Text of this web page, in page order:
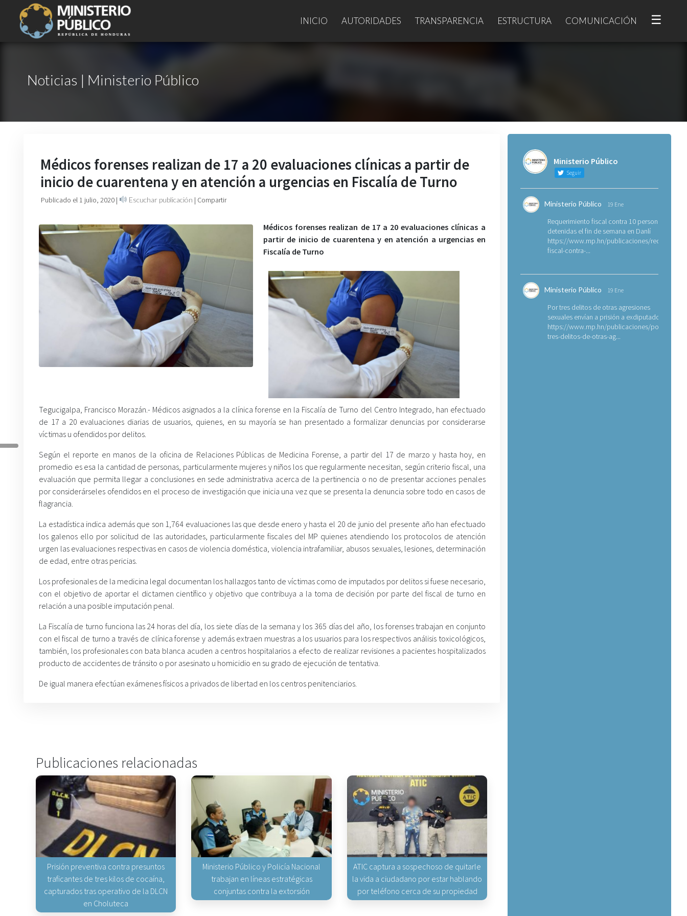
INICIO AUTORIDADES TRANSPARENCIA ESTRUCTURA COMUNICACIÓN ☰
Noticias | Ministerio Público
Médicos forenses realizan de 17 a 20 evaluaciones clínicas a partir de
inicio de cuarentena y en atención a urgencias en Fiscalía de Turno
Publicado el 1 julio, 2020 | Escuchar publicación | Compartir
Médicos forenses realizan de 17 a 20 evaluaciones clínicas a
partir de inicio de cuarentena y en atención a urgencias en
Fiscalía de Turno
Tegucigalpa, Francisco Morazán.- Médicos asignados a la clínica forense en la Fiscalía de Turno del Centro Integrado, han efectuado
de 17 a 20 evaluaciones diarias de usuarios, quienes, en su mayoría se han presentado a formalizar denuncias por considerarse
víctimas u ofendidos por delitos.
Según el reporte en manos de la oficina de Relaciones Públicas de Medicina Forense, a partir del 17 de marzo y hasta hoy, en
promedio es esa la cantidad de personas, particularmente mujeres y niños los que regularmente necesitan, según criterio fiscal, una
evaluación que permita llegar a conclusiones en sede administrativa acerca de la pertinencia o no de presentar acciones penales
por considerárseles ofendidos en el proceso de investigación que inicia una vez que se presenta la denuncia sobre todo en casos de
flagrancia.
La estadística indica además que son 1,764 evaluaciones las que desde enero y hasta el 20 de junio del presente año han efectuado
los galenos ello por solicitud de las autoridades, particularmente fiscales del MP quienes atendiendo los protocolos de atención
urgen las evaluaciones respectivas en casos de violencia doméstica, violencia intrafamiliar, abusos sexuales, lesiones, determinación
de edad, entre otras pericias.
Los profesionales de la medicina legal documentan los hallazgos tanto de víctimas como de imputados por delitos si fuese necesario,
con el objetivo de aportar el dictamen científico y objetivo que contribuya a la toma de decisión por parte del fiscal de turno en
relación a una posible imputación penal.
La Fiscalía de turno funciona las 24 horas del día, los siete días de la semana y los 365 días del año, los forenses trabajan en conjunto
con el fiscal de turno a través de clínica forense y además extraen muestras a los usuarios para los respectivos análisis toxicológicos,
también, los profesionales con bata blanca acuden a centros hospitalarios a efecto de realizar revisiones a pacientes hospitalizados
producto de accidentes de tránsito o por asesinato u homicidio en su grado de ejecución de tentativa.
De igual manera efectúan exámenes físicos a privados de libertad en los centros penitenciarios.
Publicaciones relacionadas
Prisión preventiva contra presuntos
traficantes de tres kilos de cocaína,
capturados tras operativo de la DLCN
en Choluteca
Ministerio Público y Policía Nacional
trabajan en líneas estratégicas
conjuntas contra la extorsión
ATIC captura a sospechoso de quitarle
la vida a ciudadano por estar hablando
por teléfono cerca de su propiedad
Ministerio Público
Seguir
Ministerio Público 19 Ene
Requerimiento fiscal contra 10 personas
detenidas el fin de semana en Danlí
https://www.mp.hn/publicaciones/
fiscal-contra-...
Ministerio Público 19 Ene
Por tres delitos de otras agresiones
sexuales envían a prisión a exdiputado
https://www.mp.hn/publicaciones/por-
tres-delitos-de-otras-ag...